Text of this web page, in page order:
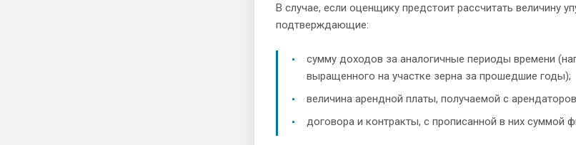
В случае, если оценщику предстоит рассчитать величину
подтверждающие:
сумму доходов за аналогичные периоды времени
выращенного на участке зерна за прошедшие годы);
величина арендной платы, получаемой с
договора и контракты, с прописанной в них суммой